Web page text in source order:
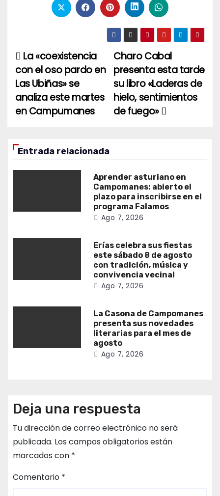
Navegación
de
entradas
Charo Cabal
presenta esta tarde
su libro «Laderas de
hielo, sentimientos
de fuego»
La «coexistencia
con el oso pardo en
Las Ubiñas» se
analiza este martes
en Campumanes
Entrada relacionada
Aprender asturiano en
Campomanes: abierto el
plazo para inscribirse en el
programa Falamos
Ago 7, 2026
Erías celebra sus fiestas
este sábado 8 de agosto
con tradición, música y
convivencia vecinal
Ago 7, 2026
La Casona de Campomanes
presenta sus novedades
literarias para el mes de
agosto
Ago 7, 2026
Deja una respuesta
Tu dirección de correo electrónico no será
publicada. Los campos obligatorios están
marcados con *
Comentario *